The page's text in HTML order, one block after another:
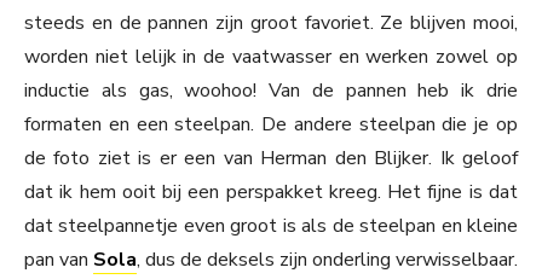
steeds en de pannen zijn groot favoriet. Ze blijven mooi,
worden niet lelijk in de vaatwasser en werken zowel op
inductie als gas, woohoo! Van de pannen heb ik drie
formaten en een steelpan. De andere steelpan die je op
de foto ziet is er een van Herman den Blijker. Ik geloof
dat ik hem ooit bij een perspakket kreeg. Het fijne is dat
dat steelpannetje even groot is als de steelpan en kleine
pan van Sola, dus de deksels zijn onderling verwisselbaar.